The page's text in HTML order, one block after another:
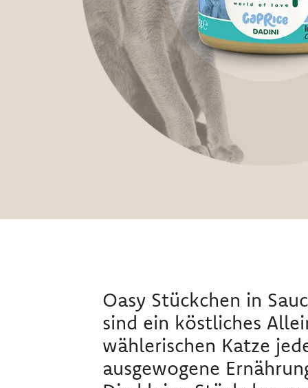
Oasy Stückchen in
sind ein köstliches
wählerischen Katze
ausgewogene